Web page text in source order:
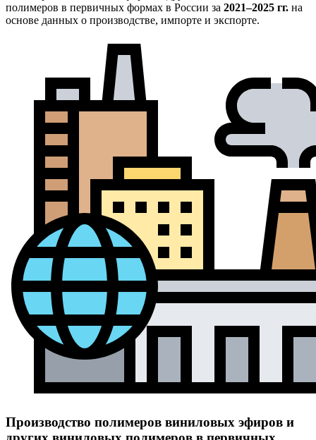
полимеров в первичных формах в России за 2021–2025 гг. на
основе данных о производстве, импорте и экспорте.
Производство полимеров виниловых эфиров и